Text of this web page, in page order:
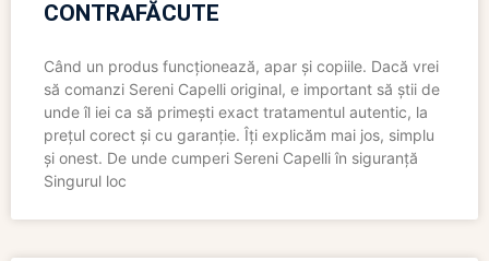
CONTRAFĂCUTE
Când un produs funcționează, apar și copiile. Dacă vrei
să comanzi Sereni Capelli original, e important să știi de
unde îl iei ca să primești exact tratamentul autentic, la
prețul corect și cu garanție. Îți explicăm mai jos, simplu
și onest. De unde cumperi Sereni Capelli în siguranță
Singurul loc